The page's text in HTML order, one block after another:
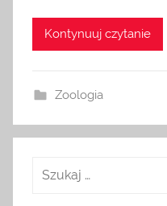
Kontynuuj czytanie
Zoologia